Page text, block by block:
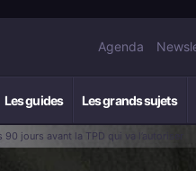
Agenda
Les guides Les grands sujets
jours avant la TPD qui va l’autoriser